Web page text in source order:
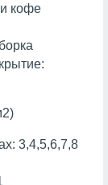
кофе
3,4,5,6,7,8